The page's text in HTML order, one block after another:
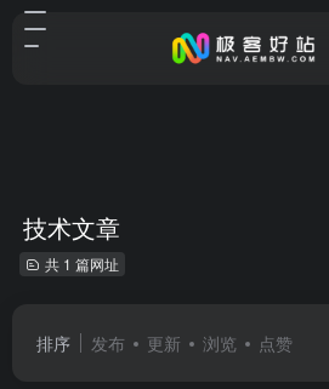
技术文章
共 1 篇网址
排序 发布 更新 浏览 点赞